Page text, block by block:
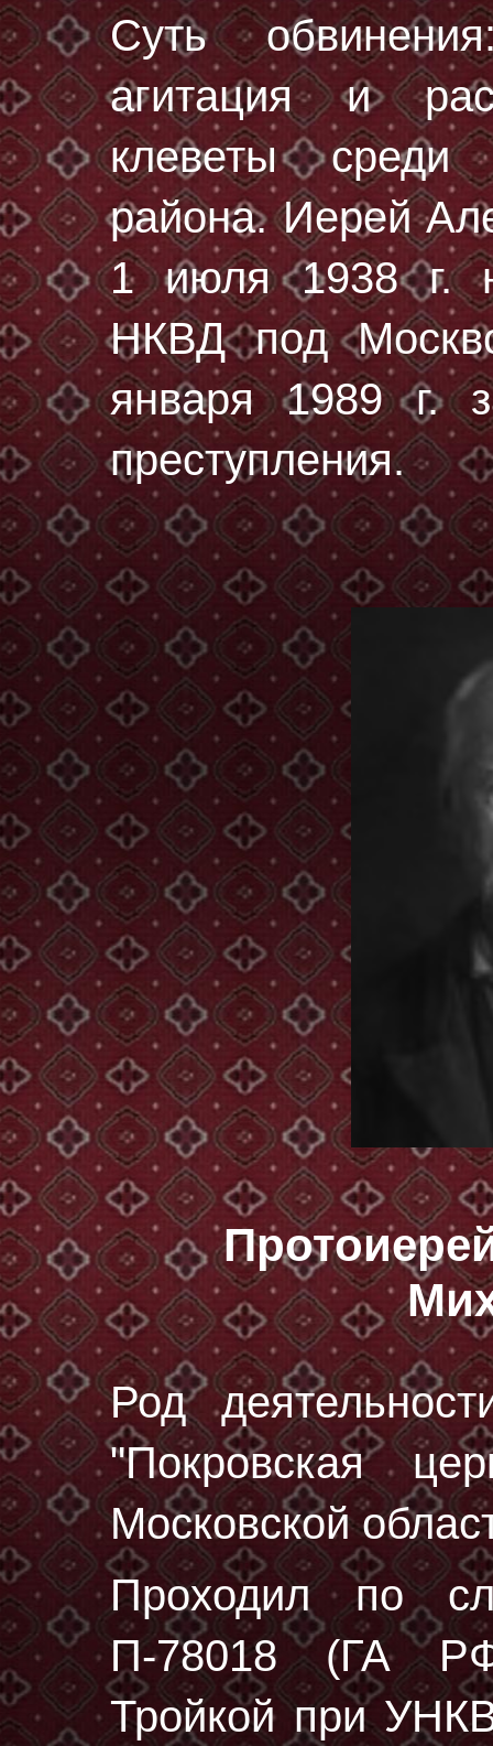
Суть
агитация и
клеветы среди
района. Иерей
1 июля 1938 г.
НКВД под
января 1989 г.
преступления.
Род
"Покровская
Московской
Проходил по
П-78018 (ГА
Тройкой при